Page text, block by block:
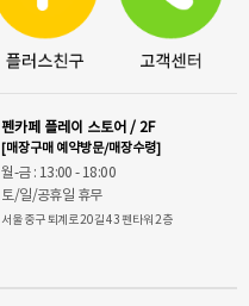
펜카페 플레이 스토어 / 2F
[매장구매 예약방문/매장수령]
월-금 : 13:00 - 18:00
토/일/공휴일 휴무
서울 중구 퇴계로 20길 43 펜타워 2층